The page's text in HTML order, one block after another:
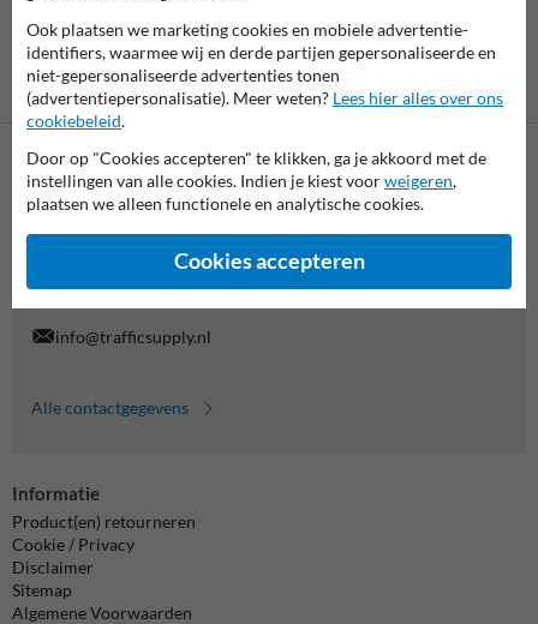
Betaling achteraf
is mogelijk
Neem contact met ons op
Wij zijn op werkdagen (van 8.00 tot 17.00) te bereiken op 038-
7920070.
Vragen? Stuur een e-mail naarinfo@trafficsupply.nl
info@trafficsupply.nl
Alle contactgegevens
Informatie
Product(en) retourneren
Cookie / Privacy
Disclaimer
Sitemap
Algemene Voorwaarden
Ook plaatsen we marketing cookies en mobiele advertentie-
identifiers, waarmee wij en derde partijen gepersonaliseerde en
niet-gepersonaliseerde advertenties tonen
(advertentiepersonalisatie). Meer weten? Lees hier alles over ons
cookiebeleid.
Door op "Cookies accepteren" te klikken, ga je akkoord met de
instellingen van alle cookies. Indien je kiest voorweigeren,
plaatsen we alleen functionele en analytische cookies.
Cookies accepteren